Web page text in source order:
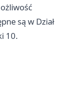
są w Dział
10.